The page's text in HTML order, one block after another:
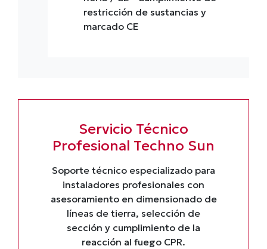
restricción de sustancias y
marcado CE
Servicio Técnico
Profesional Techno Sun
Soporte técnico especializado para
instaladores profesionales con
asesoramiento en dimensionado de
líneas de tierra, selección de
sección y cumplimiento de la
reacción al fuego CPR.